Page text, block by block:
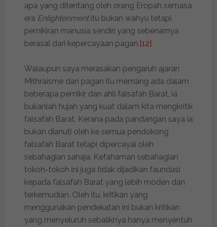
apa yang ditentang oleh orang Eropah semasa
era Enlightenmentitu bukan wahyu tetapi
pemikiran manusia sendiri yang sebenarnya
berasal dari kepercayaan pagan.[12]
Walaupun saya merasakan pengaruh ajaran
Mithraisme dan pagan itu memang ada dalam
beberapa pemikir dan ahli falsafah Barat, ia
bukanlah hujah yang kuat dalam kita mengkritik
falsafah Barat. Kerana pada pandangan saya ia
bukan dianuti oleh ke semua pendokong
falsafah Barat tetapi dipercayai oleh
sebahagian sahaja. Kefahaman sebahagian
tokoh-tokoh ini juga tidak dijadikan faundasi
kepada falsafah Barat yang lebih moden dan
terkemudian. Oleh itu, kritikan yang
menggunakan pendekatan ini bukan kritikan
yang menyeluruh sebaliknya hanya menyentuh